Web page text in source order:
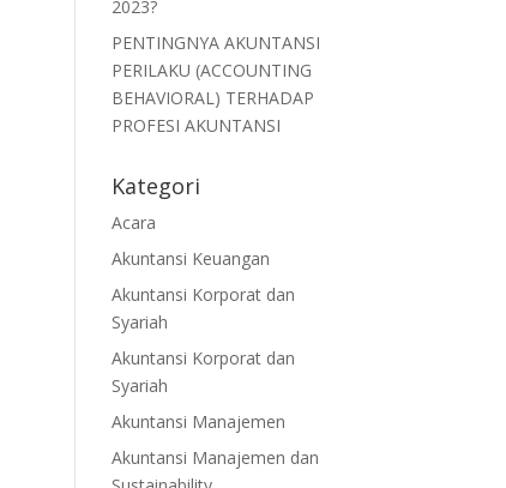
2023?
PENTINGNYA AKUNTANSI
PERILAKU (ACCOUNTING
BEHAVIORAL) TERHADAP
PROFESI AKUNTANSI
Kategori
Acara
Akuntansi Keuangan
Akuntansi Korporat dan
Syariah
Akuntansi Korporat dan
Syariah
Akuntansi Manajemen
Akuntansi Manajemen dan